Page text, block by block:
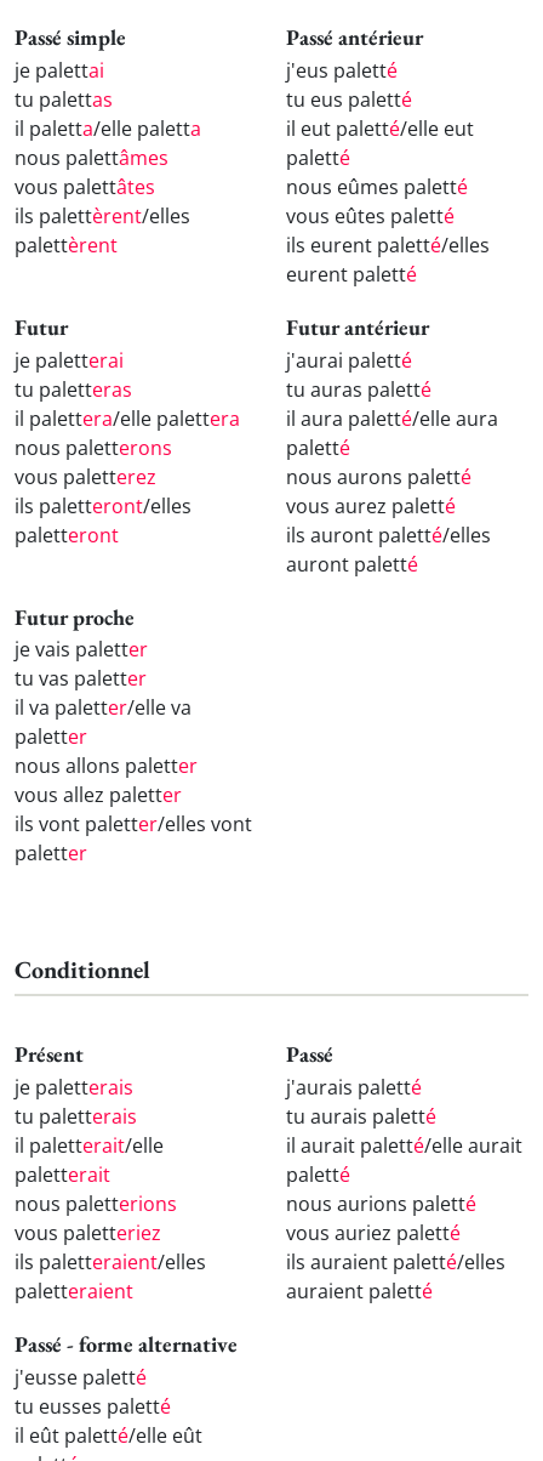
Passé simple
je palettai
tu palettas
il paletta/elle paletta
nous palettâmes
vous palettâtes
ils palettèrent/elles
palettèrent
Passé antérieur
j'eus paletté
tu eus paletté
il eut paletté/elle eut
paletté
nous eûmes paletté
vous eûtes paletté
ils eurent paletté/elles
eurent paletté
Futur
je paletterai
tu paletteras
il palettera/elle palettera
nous paletterons
vous paletterez
ils paletteront/elles
paletteront
Futur antérieur
j'aurai paletté
tu auras paletté
il aura paletté/elle aura
paletté
nous aurons paletté
vous aurez paletté
ils auront paletté/elles
auront paletté
Futur proche
je vais paletter
tu vas paletter
il va paletter/elle va
paletter
nous allons paletter
vous allez paletter
ils vont paletter/elles vont
paletter
Conditionnel
Présent
je paletterais
tu paletterais
il paletterait/elle
paletterait
nous paletterions
vous paletteriez
ils paletteraient/elles
paletteraient
Passé
j'aurais paletté
tu aurais paletté
il aurait paletté/elle aurait
paletté
nous aurions paletté
vous auriez paletté
ils auraient paletté/elles
auraient paletté
Passé - forme alternative
j'eusse paletté
tu eusses paletté
il eût paletté/elle eût